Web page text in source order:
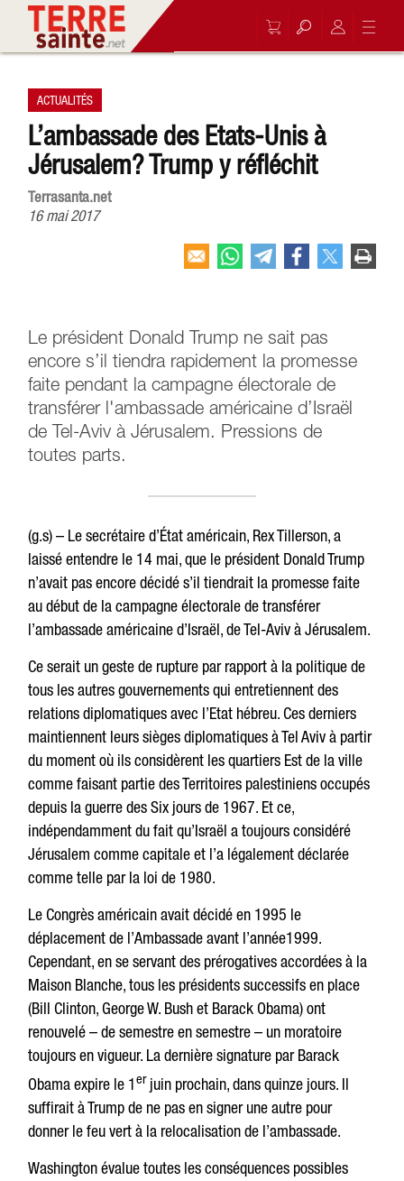
ACTUALITÉS
L’ambassade des Etats-Unis à
Jérusalem? Trump y réfléchit
Terrasanta.net
16 mai 2017
Le président Donald Trump ne sait pas
encore s’il tiendra rapidement la promesse
faite pendant la campagne électorale de
transférer l'ambassade américaine d’Israël
de Tel-Aviv à Jérusalem. Pressions de
toutes parts.
(g.s) – Le secrétaire d’État américain, Rex Tillerson, a
laissé entendre le 14 mai, que le président Donald Trump
n’avait pas encore décidé s’il tiendrait la promesse faite
au début de la campagne électorale de transférer
l’ambassade américaine d’Israël, de Tel-Aviv à Jérusalem.
Ce serait un geste de rupture par rapport à la politique de
tous les autres gouvernements qui entretiennent des
relations diplomatiques avec l’Etat hébreu. Ces derniers
maintiennent leurs sièges diplomatiques à Tel Aviv à partir
du moment où ils considèrent les quartiers Est de la ville
comme faisant partie des Territoires palestiniens occupés
depuis la guerre des Six jours de 1967. Et ce,
indépendamment du fait qu’Israël a toujours considéré
Jérusalem comme capitale et l’a légalement déclarée
comme telle par la loi de 1980.
Le Congrès américain avait décidé en 1995 le
déplacement de l’Ambassade avant l’année1999.
Cependant, en se servant des prérogatives accordées à la
Maison Blanche, tous les présidents successifs en place
(Bill Clinton, George W. Bush et Barack Obama) ont
renouvelé – de semestre en semestre – un moratoire
toujours en vigueur. La dernière signature par Barack
Obama expire le 1erjuin prochain, dans quinze jours. Il
suffirait à Trump de ne pas en signer une autre pour
donner le feu vert à la relocalisation de l’ambassade.
Washington évalue toutes les conséquences possibles